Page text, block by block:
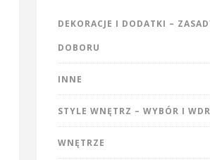
DEKORACJE I DODATKI –
DOBORU
INNE
STYLE WNĘTRZ – WYBÓR I
WNĘTRZE